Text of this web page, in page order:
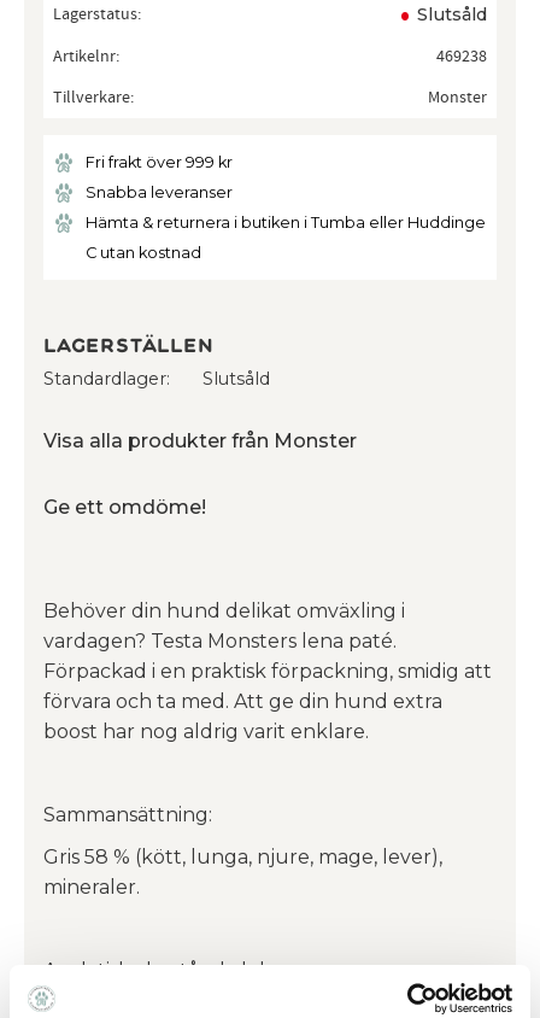
Lagerstatus Slutsåld
Artikelnr
469238
Tillverkare
Monster
Fri frakt över 999 kr
Snabba leveranser
Hämta & returnera i butiken i Tumba eller Huddinge
C utan kostnad
Lagerställen
Standardlager Slutsåld
Visa alla produkter från Monster
Ge ett omdöme!
Behöver din hund delikat omväxling i
vardagen? Testa Monsters lena paté.
Förpackad i en praktisk förpackning, smidig att
förvara och ta med. Att ge din hund extra
boost har nog aldrig varit enklare.
Sammansättning:
Gris 58 % (kött, lunga, njure, mage, lever),
mineraler.
Analytiska beståndsdelar:
Råprotein: 9,0 %